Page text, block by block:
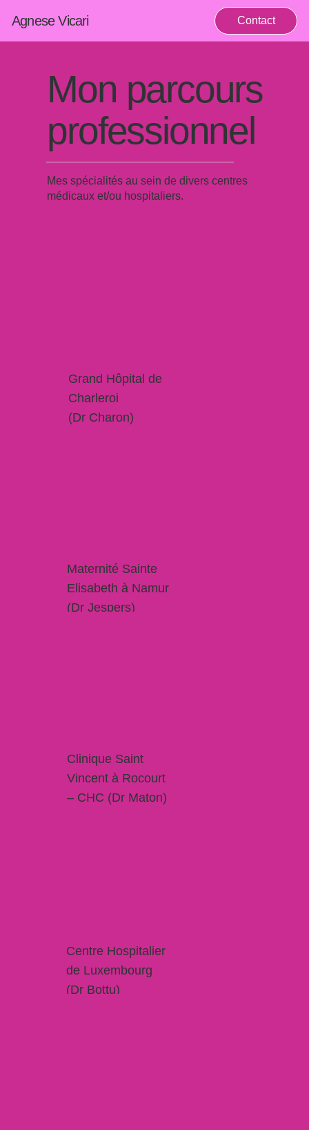
Agnese Vicari Contact
Mes spécialités au sein de divers centres
médicaux et/ou hospitaliers.
Mon parcours
professionnel
Grand Hôpital de
Charleroi
(Dr Charon)
Clinique Saint
Vincent à Rocourt
– CHC (Dr Maton)
Centre Hospitalier
de Luxembourg
(Dr Bottu)
Maternité Sainte
Elisabeth à Namur
(Dr Jespers)